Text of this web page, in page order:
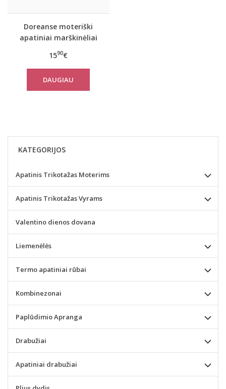
Doreanse moteriški
apatiniai marškinėliai
1590€
DAUGIAU
KATEGORIJOS
Apatinis Trikotažas Moterims
Apatinis Trikotažas Vyrams
Valentino dienos dovana
Liemenėlės
Termo apatiniai rūbai
Kombinezonai
Paplūdimio Apranga
Drabužiai
Apatiniai drabužiai